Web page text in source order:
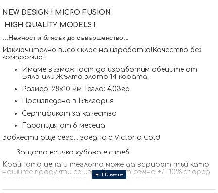
NEW DESIGN ! MICRO FUSION
HIGH QUALITY MODELS !
...Нежност и блясък до съвършенство...
Изключително висок клас на изработка!Качество без
компромис !
Имаме възможност да изработим обеците от
Бяло или Жълто злато 14 карата.
Размер: 28х10 мм Тегло: 4,03гр
Произведено в България
Сертификат за качество
Гаранция от 6 месеца
Заблести още сега... заедно с Victoria Gold
Защото всичко хубаво е с теб
Kрайната цена и теглото може да варират тъй като
нашите продукти се изработват ръчно +/- 10% според
размера на изделието. При онлайн поръчка, ще се